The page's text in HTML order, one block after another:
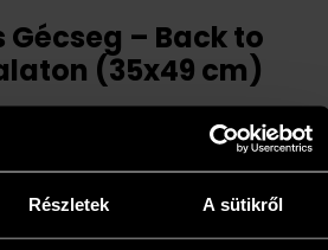
Részletek A sütikről
– Back to
(35x49 cm)
Ft
Add to cart